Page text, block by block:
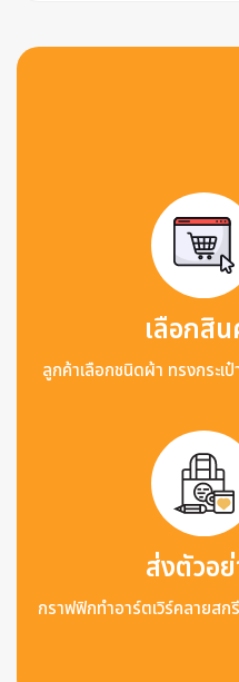
เลือกสิ
ลูกค้าเลือกชนิดผ้า ทรงกระเ
ส่งตัวอ
กราฟฟิกทำอาร์ตเวิร์คลายสก